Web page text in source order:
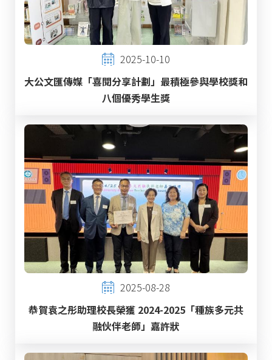
2025-10-10
大公文匯傳媒「喜閱分享計劃」最積極參與學校獎和
八個優秀學生獎
2025-08-28
恭賀袁之彤助理校長榮獲 2024-2025「種族多元共
融伙伴老師」嘉許狀